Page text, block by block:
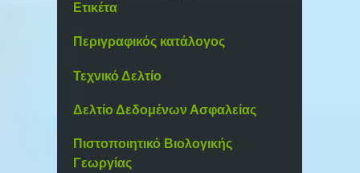
Ετικέτα
Περιγραφικός κατάλογος
Τεχνικό Δελτίο
Δελτίο Δεδομένων Ασφαλείας
Πιστοποιητικό Βιολογικής
Γεωργίας